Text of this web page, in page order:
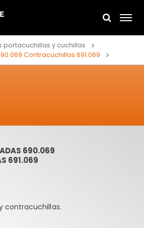
portacuchillas y cuchillas
Contracuchillas 691.069
690.069
691.069
contracuchillas.